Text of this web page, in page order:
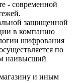
- современной
защищенной
в компанию
шифрования
по
наивысший
и иным